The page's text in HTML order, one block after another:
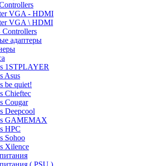
VGA - HDMI
VGA \ HDMI
Controllers
адаптеры
1STPLAYER
Asus
be quiet!
Chieftec
Cougar
Deepcool
GAMEMAX
HPC
Sohoo
Xilence
( PSU )